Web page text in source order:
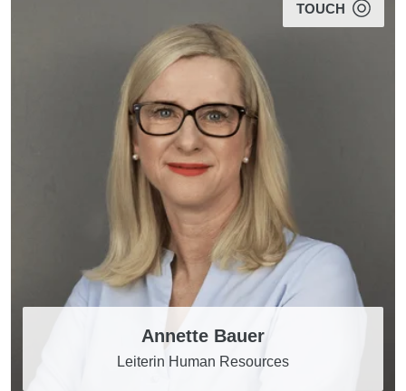
TOUCH
Annette Bauer
Leiterin Human Resources